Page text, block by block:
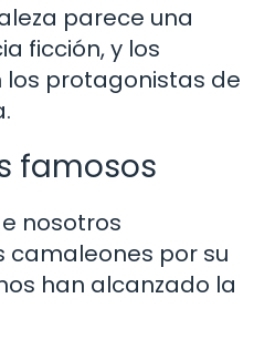
parece una
ficción, y los
protagonistas de
famosos
nosotros
camaleones por su
han alcanzado la